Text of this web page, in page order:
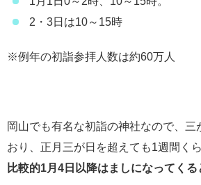
2・3日は10～15時
※例年の初詣参拝人数は約60万人
岡山でも有名な初詣の神社なので、三
おり、正月三が日を超えても1週間く
比較的1月4日以降はましになってくる